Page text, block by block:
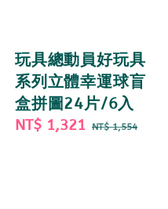
玩具總動員好玩具
系列立體幸運球盲
盒拼圖24片/6入
Sale
NT$ 1,321 Regular
NT$ 1,554